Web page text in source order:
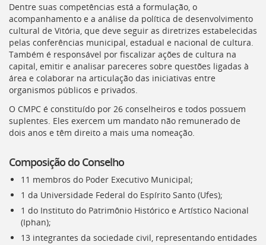
Dentre suas competências está a formulação, o
acompanhamento e a análise da política de desenvolvimento
cultural de Vitória, que deve seguir as diretrizes estabelecidas
pelas conferências municipal, estadual e nacional de cultura.
Também é responsável por fiscalizar ações de cultura na
capital, emitir e analisar pareceres sobre questões ligadas à
área e colaborar na articulação das iniciativas entre
organismos públicos e privados.
O CMPC é constituído por 26 conselheiros e todos possuem
suplentes. Eles exercem um mandato não remunerado de
dois anos e têm direito a mais uma nomeação.
Composição do Conselho
11 membros do Poder Executivo Municipal;
1 da Universidade Federal do Espírito Santo (Ufes);
1 do Instituto do Patrimônio Histórico e Artístico Nacional
(Iphan);
13 integrantes da sociedade civil, representando entidades